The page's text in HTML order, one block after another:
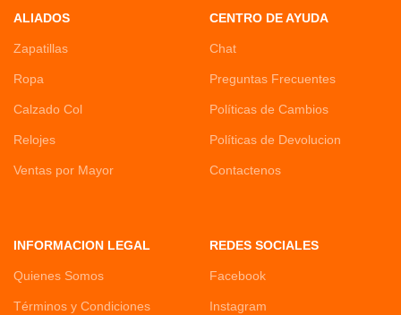
ALIADOS
Zapatillas
Ropa
Calzado Col
Relojes
Ventas por Mayor
CENTRO DE AYUDA
Chat
Preguntas Frecuentes
Políticas de Cambios
Políticas de Devolucion
Contactenos
INFORMACION LEGAL
Quienes Somos
Términos y Condiciones
REDES SOCIALES
Facebook
Instagram